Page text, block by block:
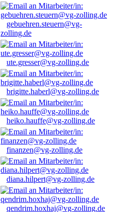
gebuehren.steuern@vg-
zolling.de
ute.gresser@vg-zolling.de
brigitte.haberl@vg-zolling.de
heiko.hauffe@vg-zolling.de
finanzen@vg-zolling.de
diana.hilpert@vg-zolling.de
qendrim.hoxhaj@vg-zolling.de